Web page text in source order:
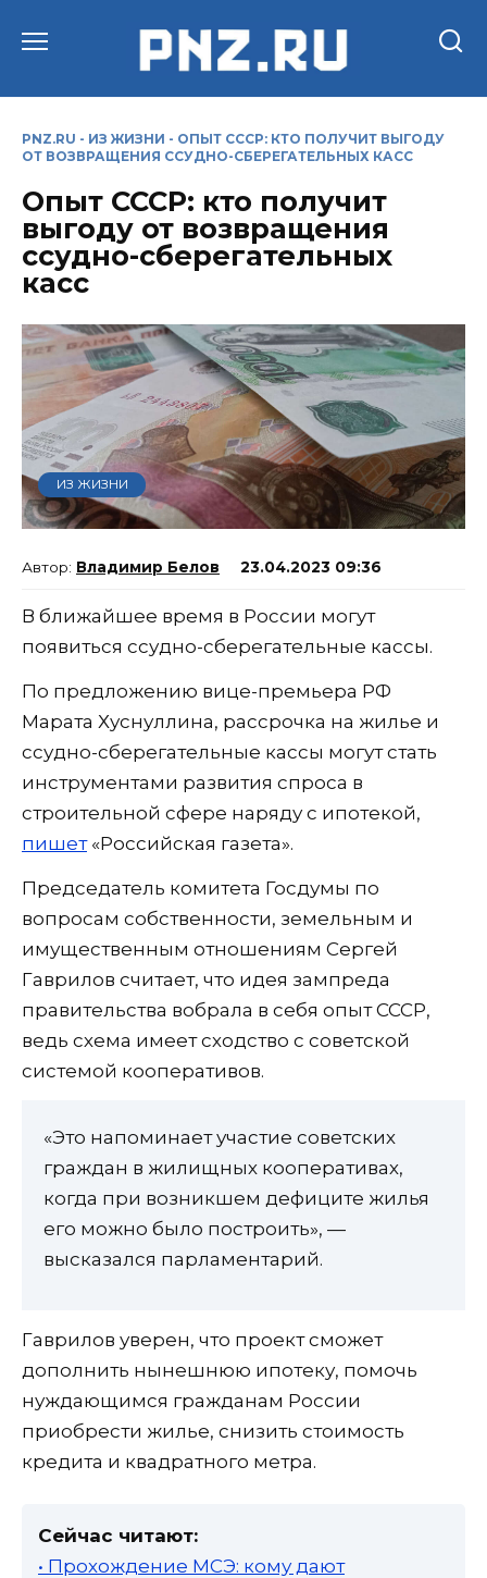
PNZ.RU - ИЗ ЖИЗНИ - ОПЫТ СССР: КТО ПОЛУЧИТ ВЫГОДУ
ОТ ВОЗВРАЩЕНИЯ ССУДНО-СБЕРЕГАТЕЛЬНЫХ КАСС
Опыт СССР: кто получит
выгоду от возвращения
ссудно-сберегательных
касс
ИЗ ЖИЗНИ
Владимир Белов 23.04.2023 09:36
В ближайшее время в России могут
появиться ссудно-сберегательные кассы.
По предложению вице-премьера РФ
Марата Хуснуллина, рассрочка на жилье и
ссудно-сберегательные кассы могут стать
инструментами развития спроса в
строительной сфере наряду с ипотекой,
пишет«Российская газета».
Председатель комитета Госдумы по
вопросам собственности, земельным и
имущественным отношениям Сергей
Гаврилов считает, что идея зампреда
правительства вобрала в себя опыт СССР,
ведь схема имеет сходство с советской
системой кооперативов.
«Это напоминает участие советских
граждан в жилищных кооперативах,
когда при возникшем дефиците жилья
его можно было построить», —
высказался парламентарий.
Гаврилов уверен, что проект сможет
дополнить нынешнюю ипотеку, помочь
нуждающимся гражданам России
приобрести жилье, снизить стоимость
кредита и квадратного метра.
Сейчас читают:
• Прохождение МСЭ: кому дают